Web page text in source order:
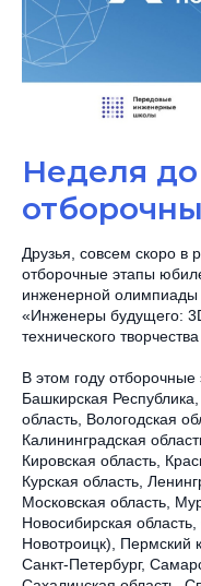
Неделя до
Друзья, совсем скоро в
отборочные этапы
инженерной олимпиады
«Инженеры будущего:
технического
В этом году отборочные
Башкирская
область, Вологодская
Калининградская
Кировская область,
Курская область,
Московская область,
Новосибирская область,
Новотроицк), Пермский
Санкт-Петербург,